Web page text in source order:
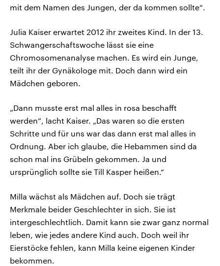
mit dem Namen des Jungen, der da kommen sollte“.
Julia Kaiser erwartet 2012 ihr zweites Kind. In der 13.
Schwangerschaftswoche lässt sie eine
Chromosomenanalyse machen. Es wird ein Junge,
teilt ihr der Gynäkologe mit. Doch dann wird ein
Mädchen geboren.
„Dann musste erst mal alles in rosa beschafft
werden“, lacht Kaiser. „Das waren so die ersten
Schritte und für uns war das dann erst mal alles in
Ordnung. Aber ich glaube, die Hebammen sind da
schon mal ins Grübeln gekommen. Ja und
ursprünglich sollte sie Till Kasper heißen.“
Milla wächst als Mädchen auf. Doch sie trägt
Merkmale beider Geschlechter in sich. Sie ist
intergeschlechtlich. Damit kann sie zwar ganz normal
leben, wie jedes andere Kind auch. Doch weil ihr
Eierstöcke fehlen, kann Milla keine eigenen Kinder
bekommen.